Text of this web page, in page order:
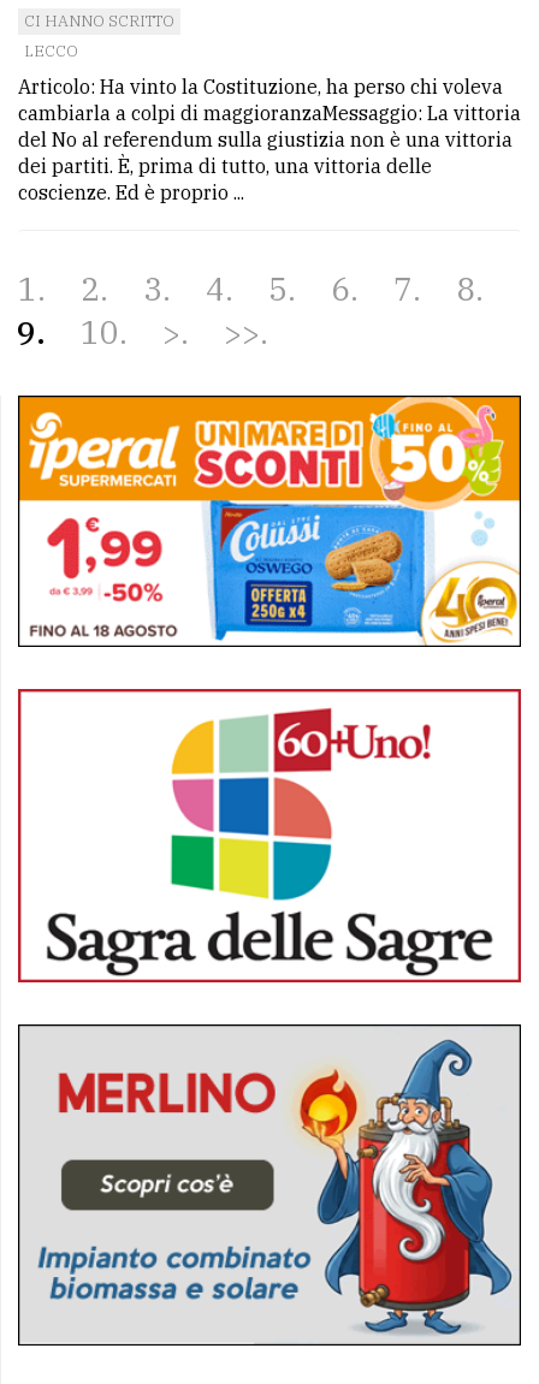
CI HANNO SCRITTO
LECCO
Articolo: Ha vinto la Costituzione, ha perso chi voleva
cambiarla a colpi di maggioranzaMessaggio: La vittoria
del No al referendum sulla giustizia non è una vittoria
dei partiti. È, prima di tutto, una vittoria delle
coscienze. Ed è proprio ...
1 2 3 4 5 6 7
8
9
10 > >>